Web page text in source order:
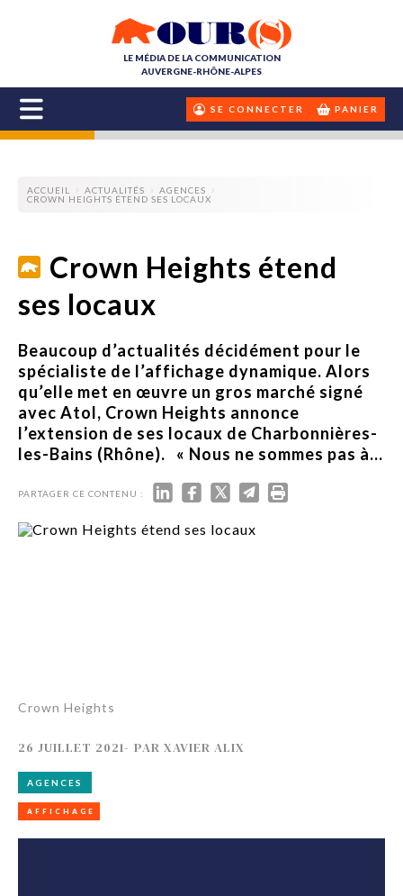
LE MÉDIA DE LA COMMUNICATION
AUVERGNE-RHÔNE-ALPES
SE CONNECTER PANIER
ACCUEIL ACTUALITÉS
AGENCES
CROWN HEIGHTS ÉTEND SES LOCAUX
Crown Heights étend
ses locaux
Beaucoup d’actualités décidément pour le
spécialiste de l’affichage dynamique. Alors
qu’elle met en œuvre un gros marché signé
avec Atol, Crown Heights annonce
l’extension de ses locaux de Charbonnières-
les-Bains (Rhône). « Nous ne sommes pas à...
PARTAGER CE CONTENU :
Crown Heights
26 JUILLET 2021- PAR XAVIER ALIX
AGENCES
AFFICHAGE